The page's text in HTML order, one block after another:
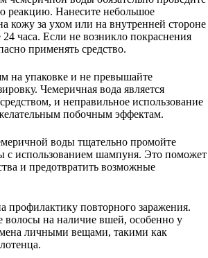
реакцию. Нанесите небольшое
кожу за ухом или на внутренней стороне
24 часа. Если не возникло покраснения
применять средство.
на упаковке и не превышайте
Чемеричная вода является
и неправильное использование
побочным эффектам.
воды тщательно промойте
с использованием шампуня. Это поможет
и предотвратить возможные
профилактику повторного заражения.
волосы на наличие вшей, особенно у
личными вещами, такими как